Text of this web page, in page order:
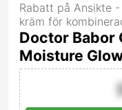
Rabatt på Ansikte
kräm för
Doctor Babor
Moisture